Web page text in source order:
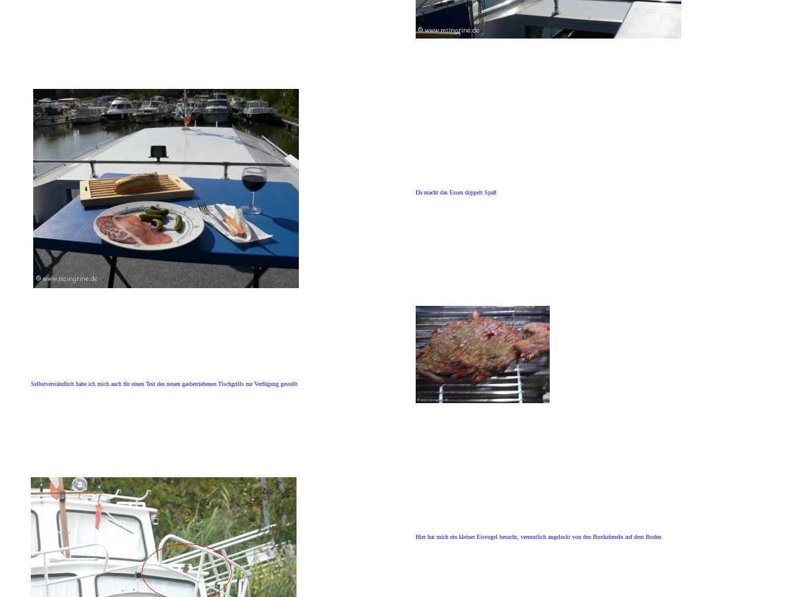
Selbstverständlich habe ich mich auch für einen Test des neuen gasbetriebenen Tischgrills zur Verfügung gestellt
Da macht das Essen doppelt Spaß
Hier hat mich ein kleiner Eisvogel besucht, vermutlich angelockt von den Brotkrümeln auf dem Boden